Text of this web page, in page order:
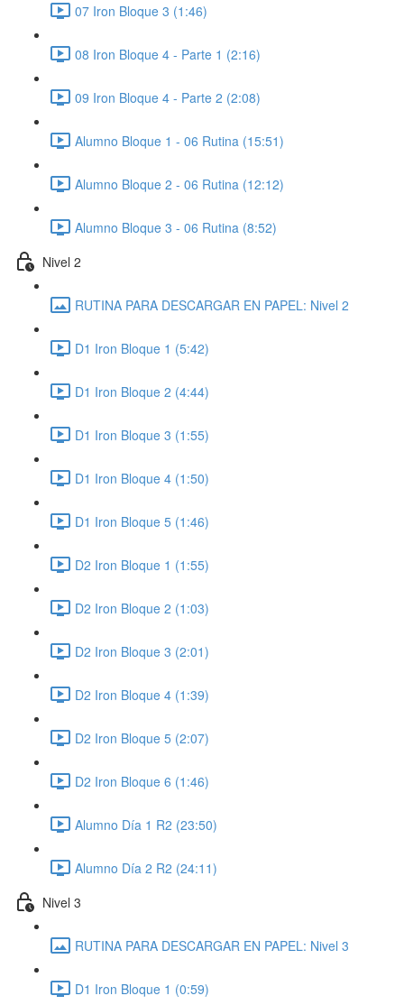
07 Iron Bloque 3 (1:46)
08 Iron Bloque 4 - Parte 1 (2:16)
09 Iron Bloque 4 - Parte 2 (2:08)
Alumno Bloque 1 - 06 Rutina (15:51)
Alumno Bloque 2 - 06 Rutina (12:12)
Alumno Bloque 3 - 06 Rutina (8:52)
Nivel 2
RUTINA PARA DESCARGAR EN PAPEL: Nivel 2
D1 Iron Bloque 1 (5:42)
D1 Iron Bloque 2 (4:44)
D1 Iron Bloque 3 (1:55)
D1 Iron Bloque 4 (1:50)
D1 Iron Bloque 5 (1:46)
D2 Iron Bloque 1 (1:55)
D2 Iron Bloque 2 (1:03)
D2 Iron Bloque 3 (2:01)
D2 Iron Bloque 4 (1:39)
D2 Iron Bloque 5 (2:07)
D2 Iron Bloque 6 (1:46)
Alumno Día 1 R2 (23:50)
Alumno Día 2 R2 (24:11)
Nivel 3
RUTINA PARA DESCARGAR EN PAPEL: Nivel 3
D1 Iron Bloque 1 (0:59)